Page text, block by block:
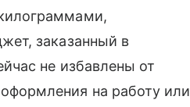
заказанный в
не избавлены от
на работу или